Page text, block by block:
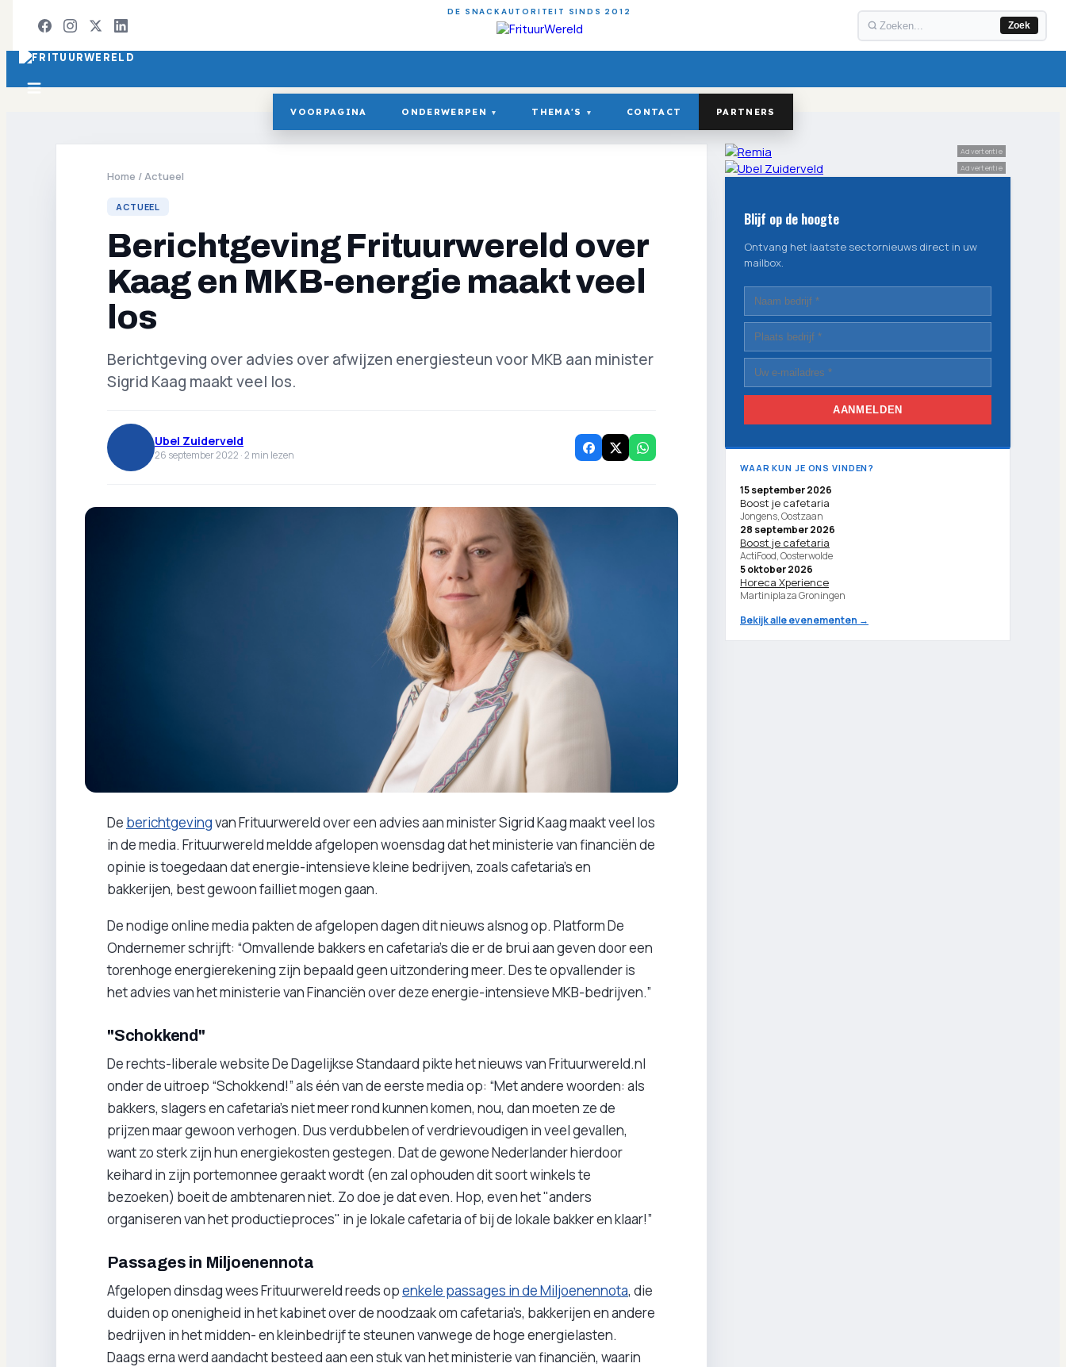
DE SNACKAUTORITEIT SINDS 2012
Zoek
VOORPAGINA ONDERWERPEN ▾ THEMA'S ▾ CONTACT PARTNERS
Home /Actueel
ACTUEEL
Berichtgeving Frituurwereld over
Kaag en MKB-energie maakt veel
los
Berichtgeving over advies over afwijzen energiesteun voor MKB aan minister
Sigrid Kaag maakt veel los.
Ubel Zuiderveld
26 september 2022 ·2 min lezen
De berichtgevingvan Frituurwereld over een advies aan minister Sigrid Kaag maakt veel los
in de media. Frituurwereld meldde afgelopen woensdag dat het ministerie van financiën de
opinie is toegedaan dat energie-intensieve kleine bedrijven, zoals cafetaria’s en
bakkerijen, best gewoon failliet mogen gaan.
De nodige online media pakten de afgelopen dagen dit nieuws alsnog op. Platform De
Ondernemer schrijft: “Omvallende bakkers en cafetaria's die er de brui aan geven door een
torenhoge energierekening zijn bepaald geen uitzondering meer. Des te opvallender is
het advies van het ministerie van Financiën over deze energie-intensieve MKB-bedrijven.”
"Schokkend"
De rechts-liberale website De Dagelijkse Standaard pikte het nieuws van Frituurwereld.nl
onder de uitroep “Schokkend!” als één van de eerste media op: “Met andere woorden: als
bakkers, slagers en cafetaria's niet meer rond kunnen komen, nou, dan moeten ze de
prijzen maar gewoon verhogen. Dus verdubbelen of verdrievoudigen in veel gevallen,
want zo sterk zijn hun energiekosten gestegen. Dat de gewone Nederlander hierdoor
keihard in zijn portemonnee geraakt wordt (en zal ophouden dit soort winkels te
bezoeken) boeit de ambtenaren niet. Zo doe je dat even. Hop, even het "anders
organiseren van het productieproces" in je lokale cafetaria of bij de lokale bakker en klaar!”
Passages in Miljoenennota
Afgelopen dinsdag wees Frituurwereld reeds openkele passages in de Miljoenennota, die
duiden op onenigheid in het kabinet over de noodzaak om cafetaria’s, bakkerijen en andere
bedrijven in het midden- en kleinbedrijf te steunen vanwege de hoge energielasten.
Daags erna werd aandacht besteed aan een stuk van het ministerie van financiën, waarin
Advertentie
Advertentie
Blijf op de hoogte
Ontvang het laatste sectornieuws direct in uw
mailbox.
AANMELDEN
WAAR KUN JE ONS VINDEN?
15 september 2026
Boost je cafetaria
Jongens, Oostzaan
28 september 2026
Boost je cafetaria
ActiFood, Oosterwolde
5 oktober 2026
Horeca Xperience
Martiniplaza Groningen
Bekijk alle evenementen →